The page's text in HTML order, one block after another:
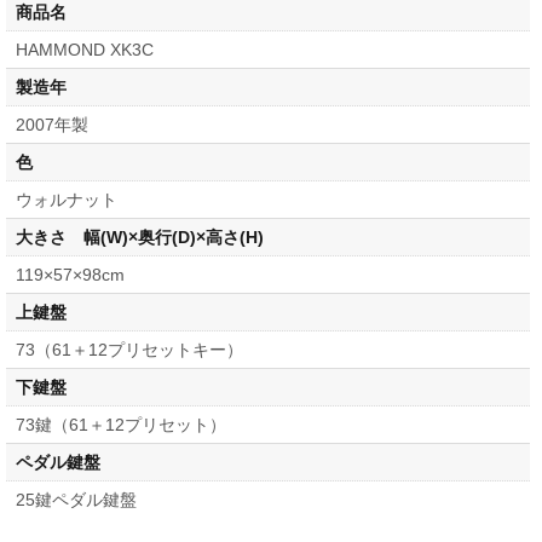
商品名
HAMMOND XK3C
製造年
2007年製
色
ウォルナット
大きさ 幅(W)×奥行(D)×高さ(H)
119×57×98cm
上鍵盤
73（61＋12プリセットキー）
下鍵盤
73鍵（61＋12プリセット）
ペダル鍵盤
25鍵ペダル鍵盤